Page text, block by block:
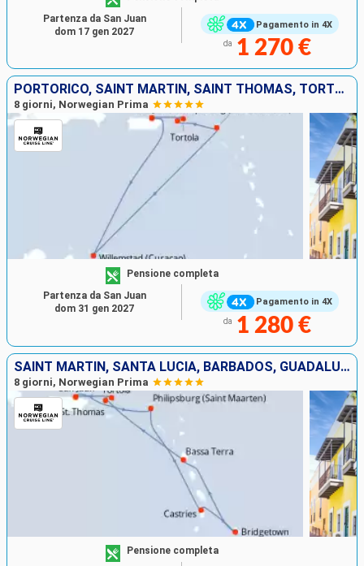
Pagamento in 4X
da 1 270 €
Partenza da San Juan
dom 17 gen 2027
PORTORICO, SAINT MARTIN, SAINT THOMAS, TORTOLA
8 giorni, Norwegian Prima
Pagamento in 4X
Pensione completa
da 1 280 €
Partenza da San Juan
dom 31 gen 2027
SAINT MARTIN, SANTA LUCIA, BARBADOS, GUADALUPA, SAINT THOMAS, TORTOLA, PORTORICO
8 giorni, Norwegian Prima
Pensione completa